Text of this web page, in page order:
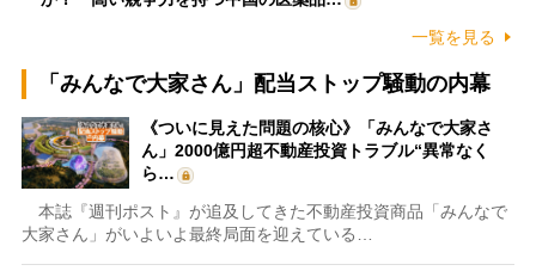
一覧を見る
「みんなで大家さん」配当ストップ騒動の内幕
《ついに見えた問題の核心》「みんなで大家さ
ん」2000億円超不動産投資トラブル“異常なく
ら…
本誌『週刊ポスト』が追及してきた不動産投資商品「みんなで
大家さん」がいよいよ最終局面を迎えている…